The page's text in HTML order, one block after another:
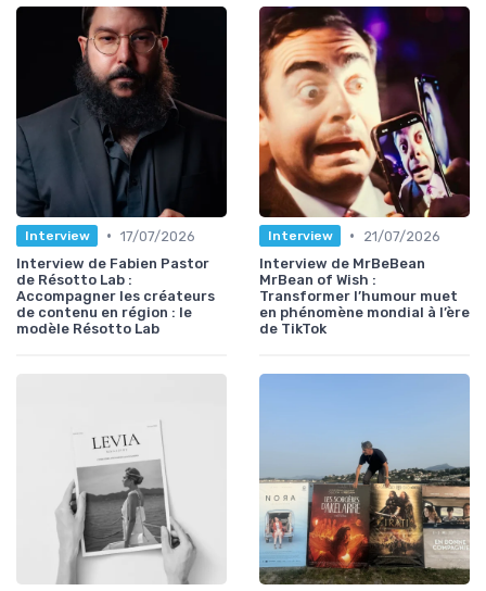
Interview • 17/07/2026
Interview de Fabien Pastor
de Résotto Lab :
Accompagner les créateurs
de contenu en région : le
modèle Résotto Lab
Interview •
21/07/2026
Interview de MrBeBean
MrBean of Wish :
Transformer l’humour muet
en phénomène mondial à l’ère
de TikTok